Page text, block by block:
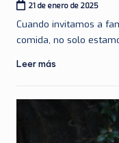
21 de enero de 2025
Cuando invitamos a
comida, no solo
Leer más